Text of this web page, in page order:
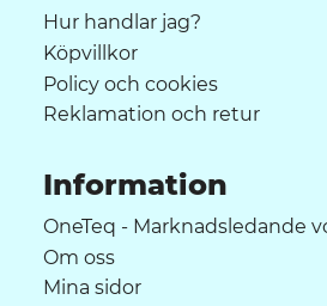
Hur handlar jag?
Köpvillkor
Policy och cookies
Reklamation och retur
Information
OneTeq - Marknadsledande
Om oss
Mina sidor